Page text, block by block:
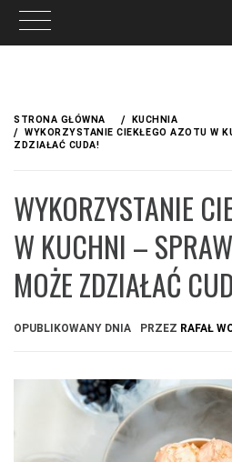
treściSTRONA GŁÓWNA
KUCHNIA
WYKORZYSTANIE CIEKŁEGO AZOTU W
ZDZIAŁAĆ CUDA!
WYKORZYSTANIE
W KUCHNI –
MOŻE ZDZIAŁAĆ
OPUBLIKOWANY DNIA PRZEZ RAFAŁ